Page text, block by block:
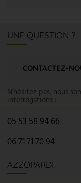
UNE QUESTION ?
CONTACTEZ-
N'hésitez pas, nous
interrogations :
05 53 58 94 66
06 71 71 70 94
AZZOPARDI